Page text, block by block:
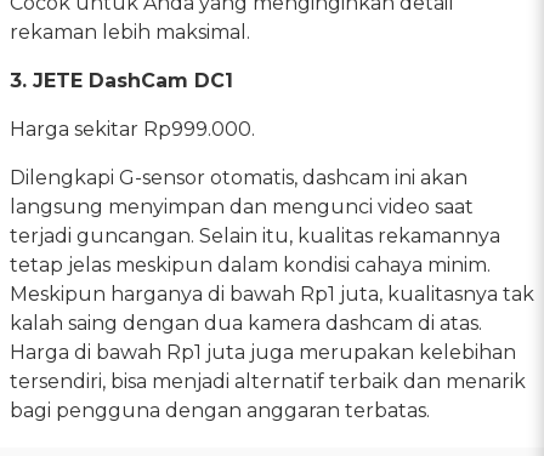
rekaman lebih maksimal.
3. JETE DashCam DC1
Harga sekitar Rp999.000.
Dilengkapi G-sensor otomatis, dashcam ini akan
langsung menyimpan dan mengunci video saat
terjadi guncangan. Selain itu, kualitas rekamannya
tetap jelas meskipun dalam kondisi cahaya minim.
Meskipun harganya di bawah Rp1 juta, kualitasnya tak
kalah saing dengan dua kamera dashcam di atas.
Harga di bawah Rp1 juta juga merupakan kelebihan
tersendiri, bisa menjadi alternatif terbaik dan menarik
bagi pengguna dengan anggaran terbatas.